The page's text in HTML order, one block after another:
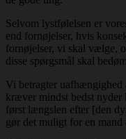
Selvom lystfølelsen er
end fornøjelser, hvis
fornøjelser, vi skal vælge,
disse spørgsmål skal
Vi betragter
kræver mindst bedst
først længslen efter [den
gør det muligt for en